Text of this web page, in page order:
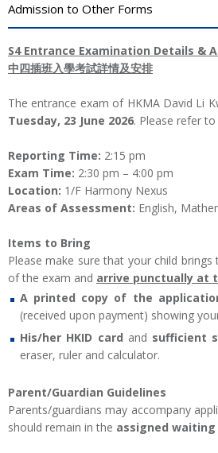
Admission to Other Forms
S4 Entrance Examination Details &
中四插班入學考試詳情及安排
The entrance exam of HKMA David Li
Tuesday, 23 June 2026. Please refer
Reporting Time: 2:15 pm
Exam Time: 2:30 pm – 4:00 pm
Location: 1/F Harmony Nexus
Areas of Assessment: English,
Items to Bring
Please make sure that your child
of the exam and arrive punctually at
A printed copy of the
(received upon payment) showing
His/her HKID card and sufficient
eraser, ruler and calculator.
Parent/Guardian Guidelines
Parents/guardians may accompany
should remain in the assigned waiting